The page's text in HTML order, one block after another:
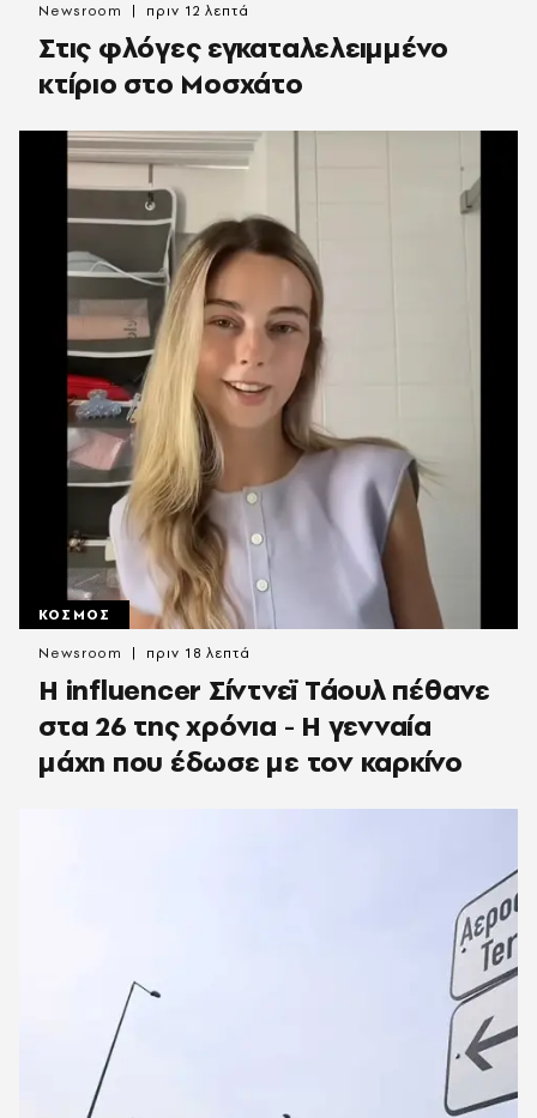
Στις φλόγες εγκαταλελειμμένο
κτίριο στο Μοσχάτο
Newsroom πριν 12 λεπτά
ΚΟΣΜΟΣ
Η influencer Σίντνεϊ Τάουλ πέθανε
στα 26 της χρόνια - Η γενναία
μάχη που έδωσε με τον καρκίνο
Newsroom πριν 18 λεπτά